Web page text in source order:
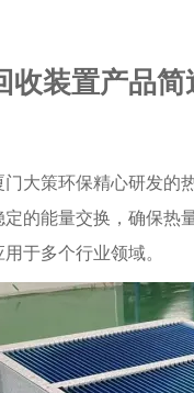
收装置产品简
门大策环保精心研发的
的能量交换，确保
于多个行业领域。